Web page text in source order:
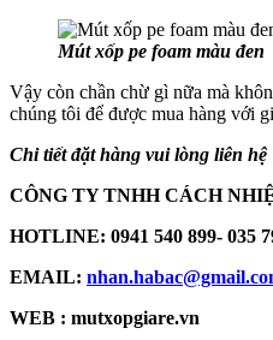
Mút xốp pe foam màu đen
Vậy còn chần chừ gì nữa mà
chúng tôi để được mua hàng với
Chi tiết đặt hàng vui lòng liên hệ
CÔNG TY TNHH CÁCH
HOTLINE: 0941 540 899- 035
EMAIL:
WEB : mutxopgiare.vn